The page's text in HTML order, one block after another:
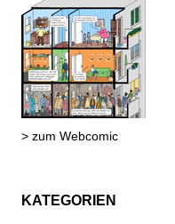
> zum Webcomic
KATEGORIEN